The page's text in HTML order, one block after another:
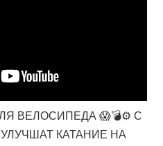
ВЕЛОСИПЕДА 😱💣⚙️ С
КАТАНИЕ НА